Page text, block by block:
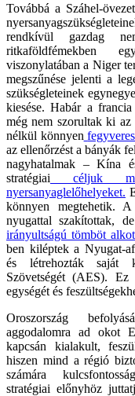
Továbbá a Száhel-
rendkívül gazdag
ritkaföldfémekben
viszonylatában a Niger
megszűnése jelenti a
szükségleteinek
kiesése. Habár a
még nem szorultak ki az
nélkül könnyen
az ellenőrzést a bányák
nagyhatalmak – Kína
stratégiai
céljuk
nyersanyaglelőhelyeket.
könnyen megtehetik.
nyugattal szakítottak,
irányultságú tömböt
ben kiléptek a Nyugat-
és létrehozták saját
Szövetségét (AES).
egységét és
Oroszország
aggodalomra ad okot
kapcsán kialakult,
hiszen mind a régió
számára
stratégiai előnyhöz